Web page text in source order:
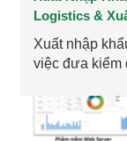
Logistics &
Xuất nhập
việc đưa kiểm